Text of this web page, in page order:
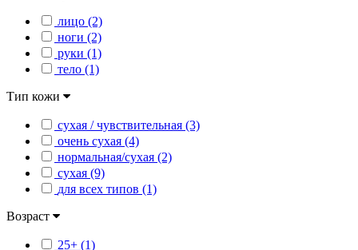
лицо (2)
ноги (2)
руки (1)
тело (1)
Тип кожи
сухая / чувствительная (3)
очень сухая (4)
нормальная/сухая (2)
сухая (9)
для всех типов (1)
Возраст
25+ (1)